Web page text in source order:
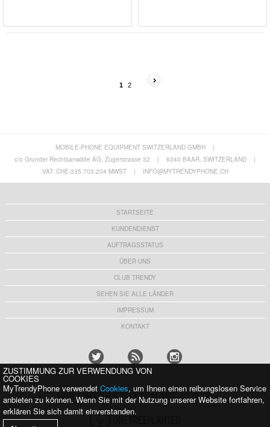
1 2
MOBILE-PHONE EQUIPMENT SWITZERLAND GMBH
|
c/o Grunder Rechtsanwälte AG, Zugerstrasse 32
| 6340 BAAR, SWITZERLAND
|
VAT: CHE-335.703.204 MWST
| INFO@MYTRENDYPHONE.CH
STARTSEITE
KUNDENDIENST
AUFTRAGSSTATUS
ÜBER UNS
CLUB TRENDY
SEHEN SIE ALLE LÄNDER
IMPRESSUM
KONTAKT
WIR UNTERSTÜTZEN MIT STOLZ:
ZUSTIMMUNG ZUR VERWENDUNG VON
COOKIES
MyTrendyPhone verwendet Cookies, um Ihnen einen reibungslosen Service
anbieten zu können. Wenn Sie mit der Nutzung unserer Website fortfahren,
erklären Sie sich damit einverstanden.